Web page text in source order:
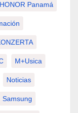
HONOR Panamá
M+usica
Noticias
Samsung